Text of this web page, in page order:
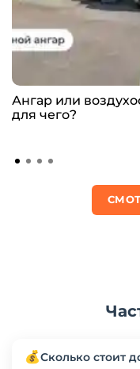
Ангар или
для чего?
💰Сколько стоит